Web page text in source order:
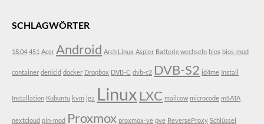
SCHLAGWÖRTER
18.04 451 Acer Android Arch Linux Aspier Batterie wechseln bios bios-mod
container denicid docker Dropbox DVB-C dvb-c2 DVB-S2 id4me Install
Installation Kubuntu kvm lga Linux LXC mailcow microcode mSATA
nextcloud pin-mod Proxmox proxmox-ve pve ReverseProxy Schlüssel